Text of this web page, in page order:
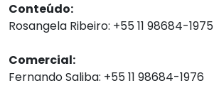
Conteúdo:
Rosangela Ribeiro: +55 11 98684-1975
Comercial:
Fernando Saliba: +55 11 98684-1976